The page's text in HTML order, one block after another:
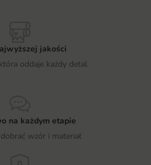
jakości
oddaje każdy detal
na każdym etapie
wzór i materiał